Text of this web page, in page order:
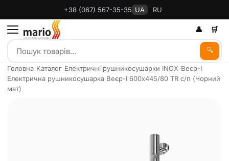
+38 (067) 567-35-35 UA RU
🔍
👤 🛒
Головна Каталог Електричні рушникосушарки INOX Веєр-І
Електрична рушникосушарка Веєр-І 600х445/80 TR с/п (Чорний
мат)